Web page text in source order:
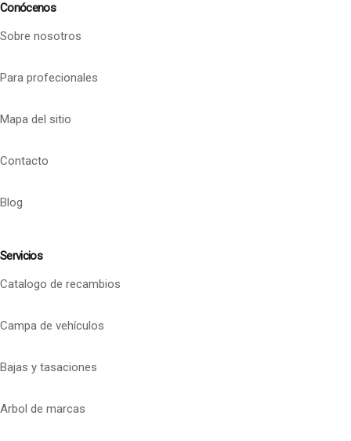
Conócenos
Sobre nosotros
Para profecionales
Mapa del sitio
Contacto
Blog
Servicios
Catalogo de recambios
Campa de vehículos
Bajas y tasaciones
Arbol de marcas